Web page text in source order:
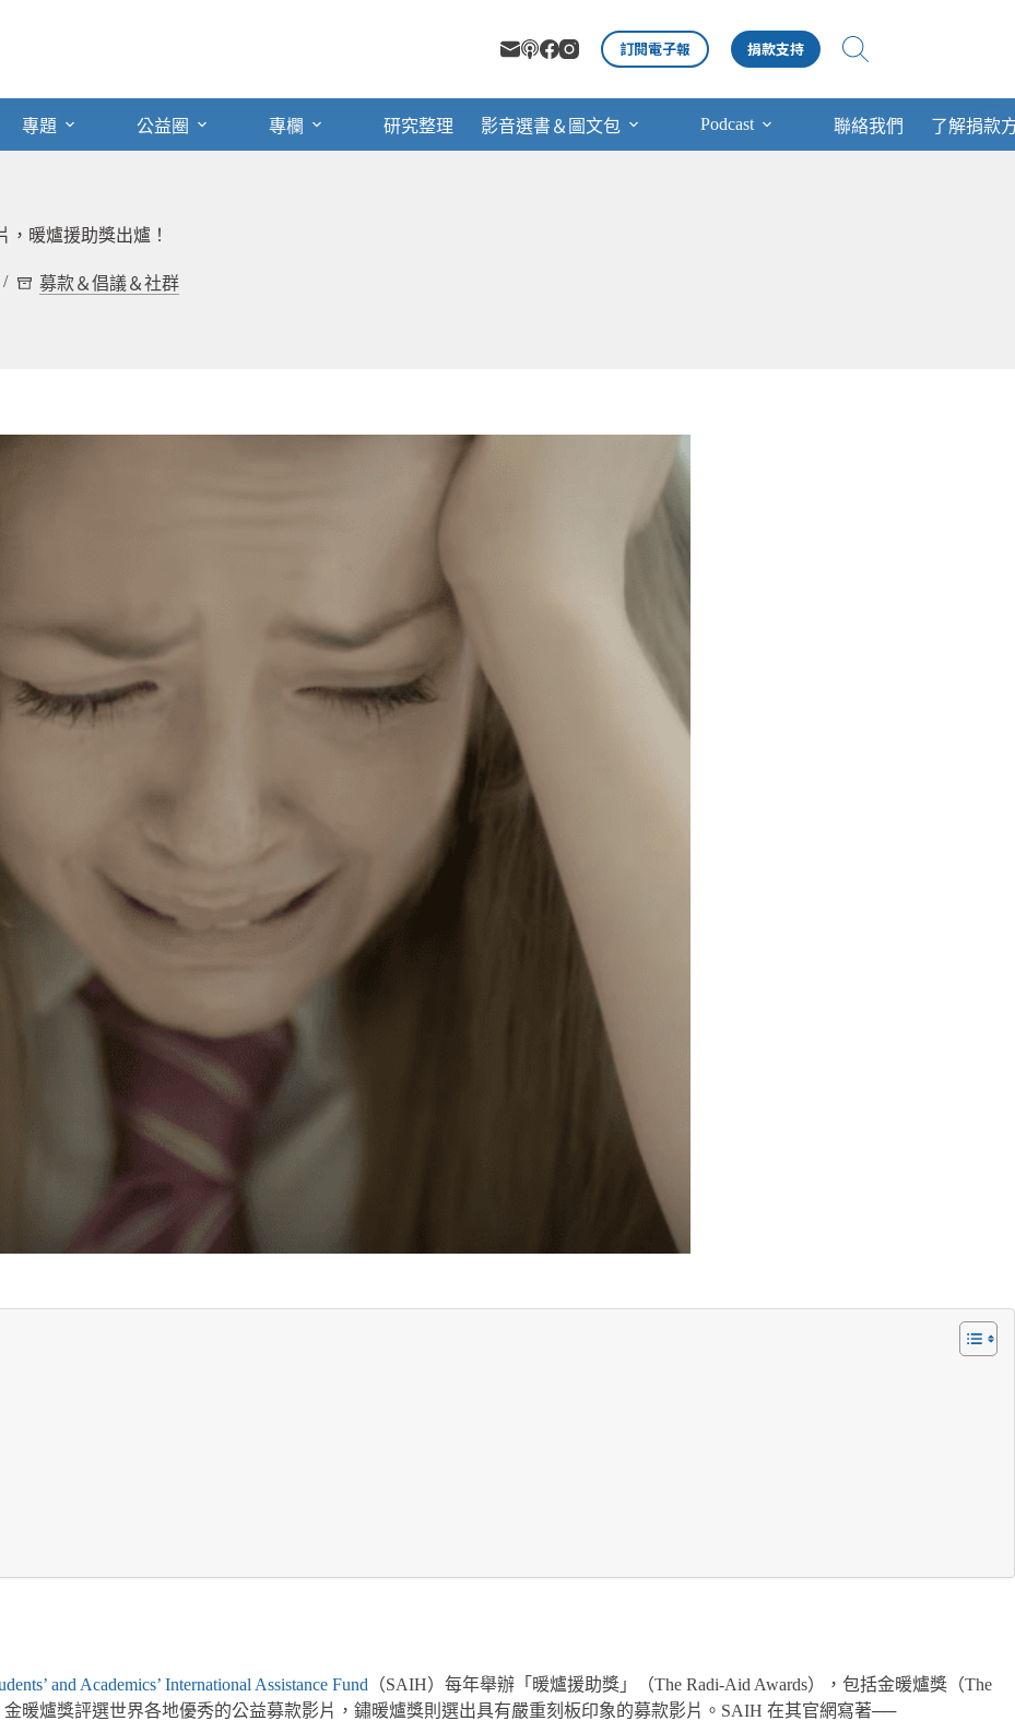
訂閱電子報 捐款支持
專題 公益圈 專欄 研究整理 影音選書＆圖文包 Podcast 聯絡我們 了解捐款
，暖爐援助獎出爐！
募款＆倡議＆社群
and Academics’ International Assistance Fund （SAIH）每年舉辦「暖爐援助獎」（The Radi-Aid Awards），包括金暖爐獎（The
金暖爐獎評選世界各地優秀的公益募款影片，鏽暖爐獎則選出具有嚴重刻板印象的募款影片。SAIH 在其官網寫著──